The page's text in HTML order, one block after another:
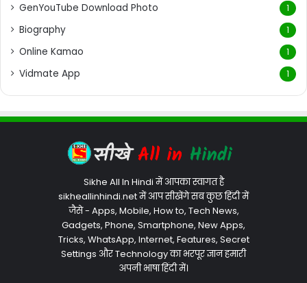
GenYouTube Download Photo 1
Biography 1
Online Kamao 1
Vidmate App 1
Sikhe All In Hindi में आपका स्वागत है
sikheallinhindi.net में आप सीखेंगे सब कुछ हिंदी में
जैसे - Apps, Mobile, How to, Tech News,
Gadgets, Phone, Smartphone, New Apps,
Tricks, WhatsApp, Internet, Features, Secret
Settings और Technology का भरपूर ज्ञान हमारी
अपनी भाषा हिंदी में।